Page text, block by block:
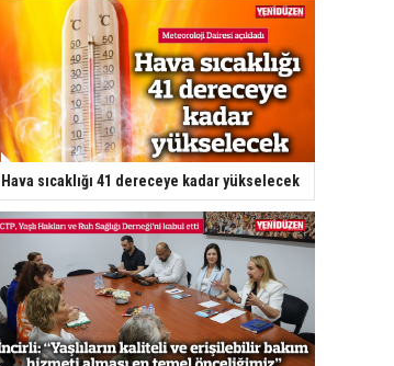
Hava sıcaklığı 41 dereceye kadar yükselecek